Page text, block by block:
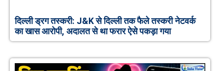
दिल्ली ड्रग तस्करी: J&K से दिल्ली तक फैले तस्करी नेटवर्क
का खास आरोपी, अदालत से था फरार ऐसे पकड़ा गया